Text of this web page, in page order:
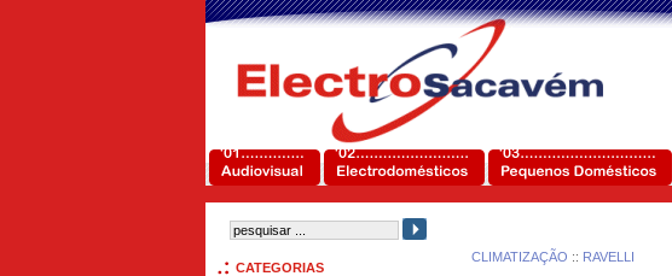
CATEGORIAS
CLIMATIZAÇÃO :: RAVELLI